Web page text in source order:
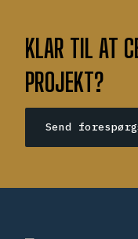
KLAR TIL AT
PROJEKT?
Send